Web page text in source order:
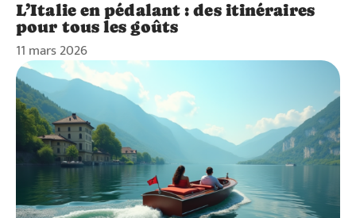
L’Italie en pédalant : des itinéraires
pour tous les goûts
11 mars 2026